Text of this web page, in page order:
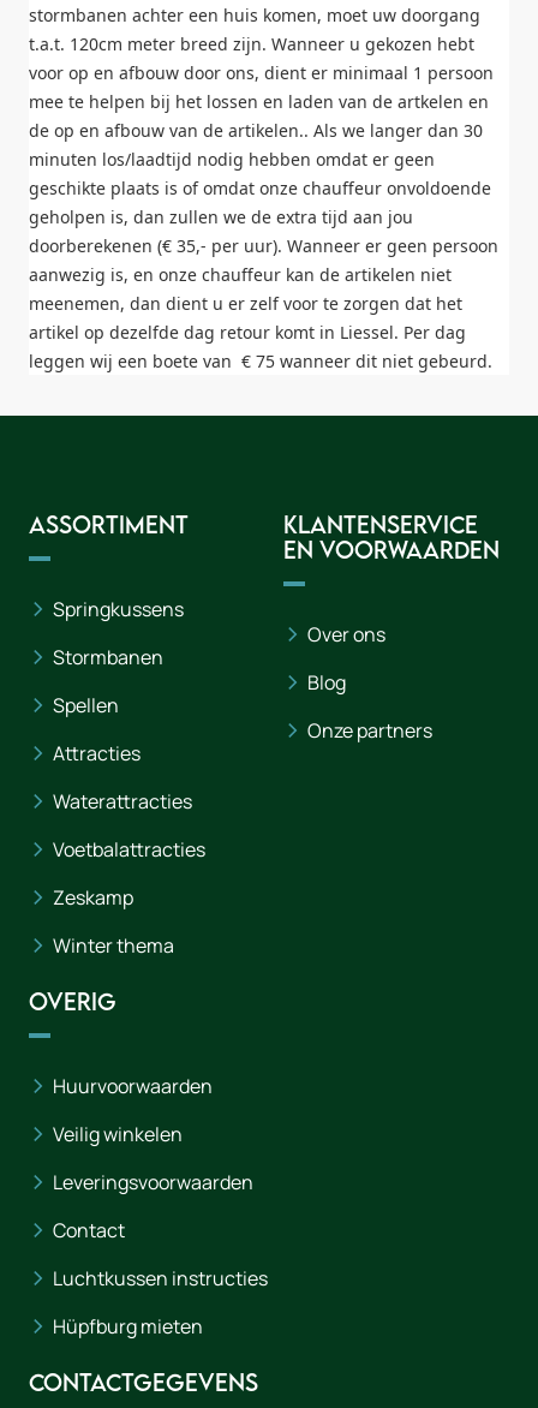
stormbanen achter een huis komen, moet uw doorgang
t.a.t. 120cm meter breed zijn. Wanneer u gekozen hebt
voor op en afbouw door ons, dient er minimaal 1 persoon
mee te helpen bij het lossen en laden van de artkelen en
de op en afbouw van de artikelen.. Als we langer dan 30
minuten los/laadtijd nodig hebben omdat er geen
geschikte plaats is of omdat onze chauffeur onvoldoende
geholpen is, dan zullen we de extra tijd aan jou
doorberekenen (€ 35,- per uur). Wanneer er geen persoon
aanwezig is, en onze chauffeur kan de artikelen niet
meenemen, dan dient u er zelf voor te zorgen dat het
artikel op dezelfde dag retour komt in Liessel. Per dag
leggen wij een boete van € 75 wanneer dit niet gebeurd.
Assortiment
Springkussens
Stormbanen
Spellen
Attracties
Waterattracties
Voetbalattracties
Zeskamp
Winter thema
Klantenservice
en voorwaarden
Over ons
Blog
Onze partners
Overig
Huurvoorwaarden
Veilig winkelen
Leveringsvoorwaarden
Contact
Luchtkussen instructies
Hüpfburg mieten
Contactgegevens